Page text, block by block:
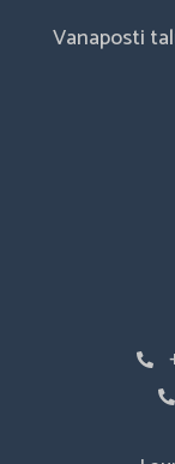
Vanaposti